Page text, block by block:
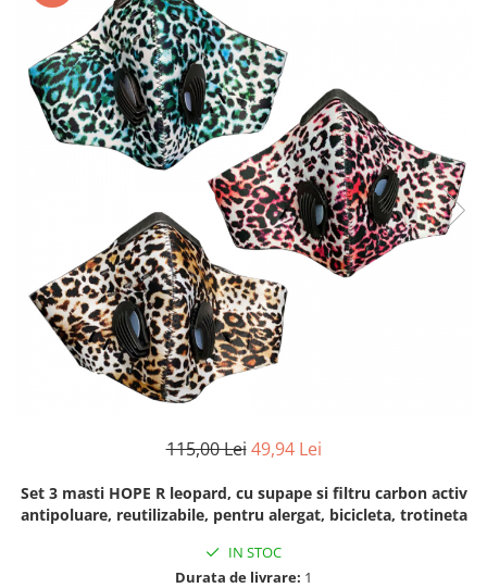
Hub-uri, Splittere, Switch-uri
Hub-uri adaptoare video
Splittere video HDMI
Switch-uri KVM
Switch-uri video HDMI
Alte accesorii calculatoare
Alte accesorii calculatoare
Unitati optice
Aparate si instrumente de masura
Instrumente de masura
PH metre si TDS
Aparate biorezonanta,
Cristale naturale, pietre minerale
Becuri LED
Cabluri video, extendere si
115,00 Lei 49,94 Lei
Set 3 masti HOPE R leopard, cu supape si filtru carbon activ
antipoluare, reutilizabile, pentru alergat, bicicleta, trotineta
IN STOC
Durata de livrare: 1